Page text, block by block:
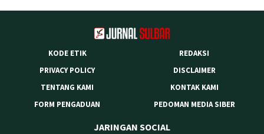
KODE ETIK
REDAKSI
PRIVACY POLICY
DISCLAIMER
TENTANG KAMI
KONTAK KAMI
FORM PENGADUAN
PEDOMAN MEDIA SIBER
JARINGAN SOCIAL